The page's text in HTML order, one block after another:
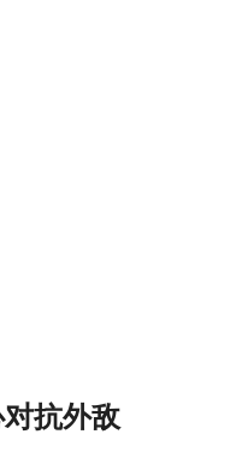
抗外敌